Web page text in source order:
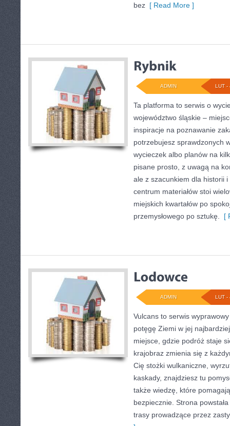
bez [ Read More ]
LUT -
ADMIN
Ta platforma to serwis o
województwo śląskie –
inspiracje na poznawanie
potrzebujesz sprawdzonych
wycieczek albo planów na
pisane prosto, z uwagą na
ale z szacunkiem dla historii
centrum materiałów stoi
miejskich kwartałów po
przemysłowego po sztukę.
[
LUT -
ADMIN
Vulcans to serwis
potęgę Ziemi w jej
miejsce, gdzie podróż staje
krajobraz zmienia się z
Cię stożki wulkaniczne,
kaskady, znajdziesz tu
także wiedzę, które
bezpiecznie. Strona
trasy prowadzące przez